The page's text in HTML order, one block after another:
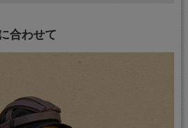
合わせて